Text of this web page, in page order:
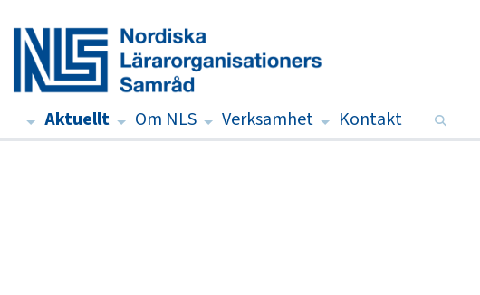
Aktuellt Om NLS Verksamhet Kontakt